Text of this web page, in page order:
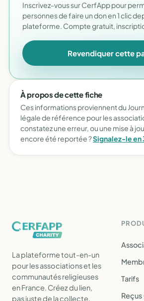
Inscrivez-vous sur CerfApp pour
personnes de faire un don en 1 clic
plateforme. Compte gratuit,
Revendiquer cette
À propos de cette fiche
Ces informations proviennent du
légale de référence pour les
constatez une erreur, ou une mise à
encore été reportée ?Signalez-le en
La plateforme tout-en-un
pour les associations et les
communautés religieuses
en France. Créez du lien,
pas juste de la collecte.
Tarifs
Reçus